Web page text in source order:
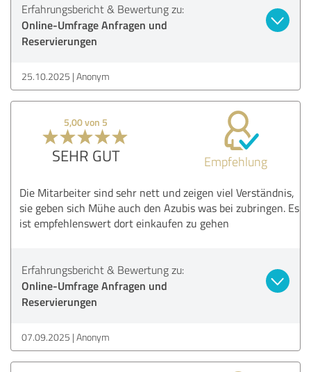
Erfahrungsbericht & Bewertung zu:
Online-Umfrage Anfragen und
Reservierungen
25.10.2025 Anonym
5,00 von 5
SEHR GUT Empfehlung
Die Mitarbeiter sind sehr nett und zeigen viel Verständnis,
sie geben sich Mühe auch den Azubis was bei zubringen. Es
ist empfehlenswert dort einkaufen zu gehen
Erfahrungsbericht & Bewertung zu:
Online-Umfrage Anfragen und
Reservierungen
07.09.2025 Anonym